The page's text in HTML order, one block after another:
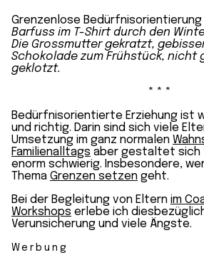
Grenzenlose Bedürfnisorientierung
Barfuss im T-Shirt durch den
Die Grossmutter gekratzt,
Schokolade zum Frühstück, nicht
geklotzt.
* * *
Bedürfnisorientierte Erziehung ist
und richtig. Darin sind sich viele
Umsetzung im ganz normalen
Familienalltags aber gestaltet sich
enorm schwierig. Insbesondere,
Thema Grenzen setzen geht.
Bei der Begleitung von Eltern im
Workshops erlebe ich
Verunsicherung und viele Ängste.
Werbung